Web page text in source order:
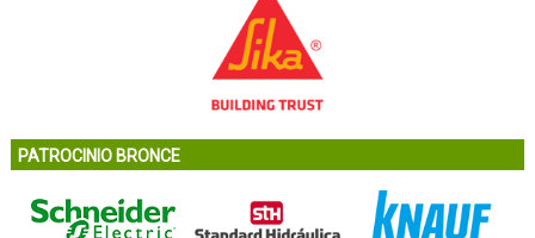
PATROCINIO BRONCE